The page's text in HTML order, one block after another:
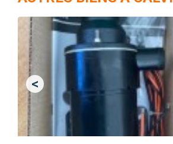
<Previous